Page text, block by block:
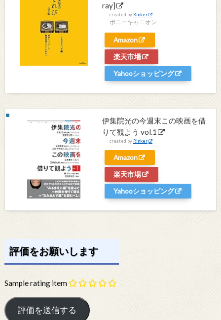
ray]
created by Rinker
ポニーキャニオン
Amazon
楽天市場
Yahooショッピング
伊集院光の今週末この映画を借
りて観よう vol.1
created by Rinker
Amazon
楽天市場
Yahooショッピング
評価をお願いします
Sample rating item